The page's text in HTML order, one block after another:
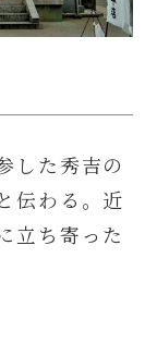
した秀吉の
伝わる。近
立ち寄った